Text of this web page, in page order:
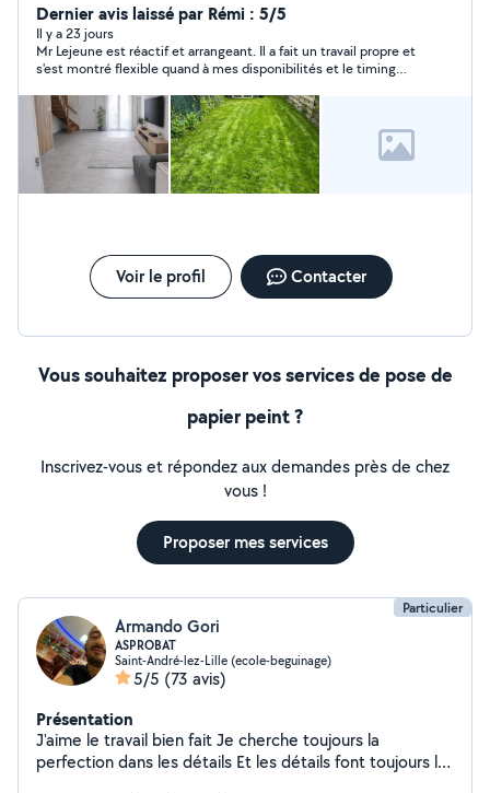
Dernier avis laissé par Rémi : 5/5
Il y a 23 jours
Mr Lejeune est réactif et arrangeant. Il a fait un travail propre et
s'est montré flexible quand à mes disponibilités et le timing
3 couches. Je recommande vivement !
Voir le profil Contacter
Vous souhaitez proposer vos services de pose de
papier peint ?
Inscrivez-vous et répondez aux demandes près de chez
vous !
Proposer mes services
Particulier
Armando Gori
ASPROBAT
Saint-André-lez-Lille (ecole-beguinage)
5/5 (73 avis)
Présentation
J'aime le travail bien fait Je cherche toujours la
perfection dans les détails Et les détails font toujours la